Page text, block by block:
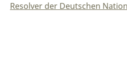
Resolver der Deutschen